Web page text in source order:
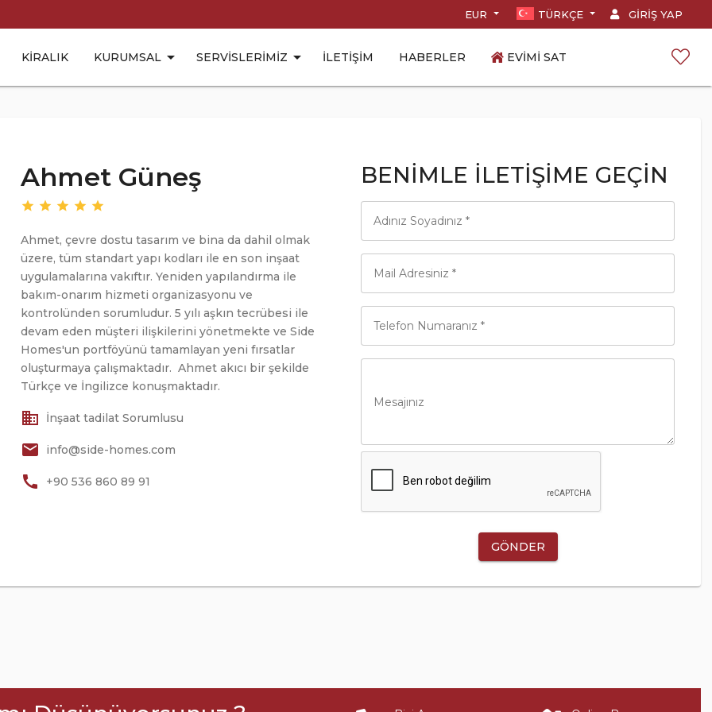
EUR TÜRKÇE GIRIŞ YAP
KIRALIK KURUMSAL SERVISLERIMIZ İLETIŞIM HABERLER EVIMI SAT
Ahmet Güneş
star star star star star
Ahmet, çevre dostu tasarım ve bina da dahil olmak
üzere, tüm standart yapı kodları ile en son inşaat
uygulamalarına vakıftır. Yeniden yapılandırma ile
bakım-onarım hizmeti organizasyonu ve
kontrolünden sorumludur. 5 yılı aşkın tecrübesi ile
devam eden müşteri ilişkilerini yönetmekte ve Side
Homes'un portföyünü tamamlayan yeni fırsatlar
oluşturmaya çalışmaktadır. Ahmet akıcı bir şekilde
Türkçe ve İngilizce konuşmaktadır.
business İnşaat tadilat Sorumlusu
email info@side-homes.com
call +90 536 860 89 91
BENIMLE İLETIŞIME GEÇIN
Adınız Soyadınız *
Mail Adresiniz *
Telefon Numaranız *
Mesajınız
GÖNDER